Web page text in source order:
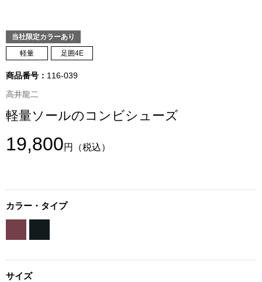
デニム
当社限定カラーあり
軽量
足囲4E
商品番号： 116-039
高井龍二
軽量ソールのコンビシューズ
19,800円 （税込）
カラー・タイプ
サイズ